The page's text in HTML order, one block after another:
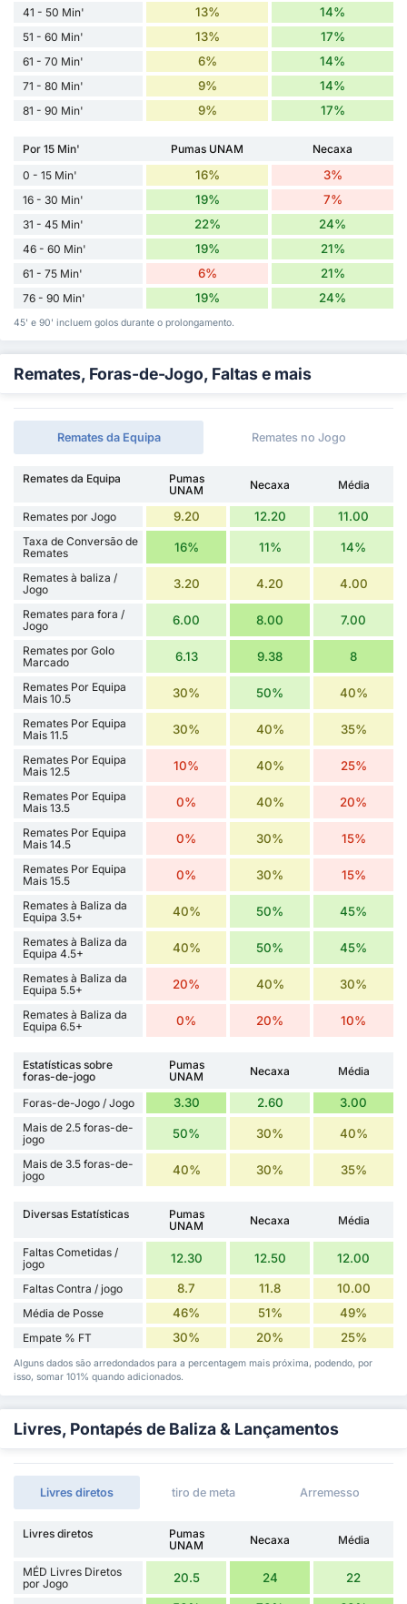
41 - 50 Min' 13% 14%
51 - 60 Min' 13% 17%
61 - 70 Min' 6% 14%
71 - 80 Min' 9% 14%
81 - 90 Min' 9% 17%
Por 15 Min' Pumas UNAM
Necaxa
0 - 15 Min'
16% 3%
16 - 30 Min' 19% 7%
31 - 45 Min' 22% 24%
46 - 60 Min' 19% 21%
61 - 75 Min' 6% 21%
76 - 90 Min' 19% 24%
45' e 90' incluem golos durante o prolongamento.
Remates, Foras-de-Jogo, Faltas e mais
Remates da Equipa Remates no Jogo
Remates da Equipa
Pumas
UNAM
Necaxa Média
Remates por Jogo 9.20 12.20 11.00
Taxa de Conversão de
Remates
16% 11% 14%
Remates à baliza /
Jogo
3.20 4.20 4.00
Remates para fora /
Jogo
6.00 8.00 7.00
Remates por Golo
Marcado
6.13 9.38 8
Remates Por Equipa
Mais 10.5
30% 50% 40%
Remates Por Equipa
Mais 11.5
30% 40% 35%
Remates Por Equipa
Mais 12.5
10% 40% 25%
Remates Por Equipa
Mais 13.5
0% 40% 20%
Remates Por Equipa
Mais 14.5
0% 30% 15%
Remates Por Equipa
Mais 15.5
0% 30% 15%
Remates à Baliza da
Equipa 3.5+
40% 50% 45%
Remates à Baliza da
Equipa 4.5+
40% 50% 45%
Remates à Baliza da
Equipa 5.5+
20% 40% 30%
Remates à Baliza da
Equipa 6.5+
0% 20% 10%
Estatísticas sobre
foras-de-jogo
Pumas
UNAM
Necaxa Média
Foras-de-Jogo / Jogo 3.30 2.60 3.00
Mais de 2.5 foras-de-
jogo
50% 30% 40%
Mais de 3.5 foras-de-
jogo
40% 30% 35%
Diversas Estatísticas
Pumas
UNAM
Necaxa Média
Faltas Cometidas /
jogo
12.30 12.50 12.00
Faltas Contra / jogo 8.7 11.8 10.00
Média de Posse 46% 51% 49%
Empate % FT 30% 20% 25%
Alguns dados são arredondados para a percentagem mais próxima, podendo, por
isso, somar 101% quando adicionados.
Livres, Pontapés de Baliza & Lançamentos
Livres diretos tiro de meta Arremesso
Livres diretos
Pumas
UNAM
Necaxa Média
MÉD Livres Diretos
por Jogo
20.5 24 22